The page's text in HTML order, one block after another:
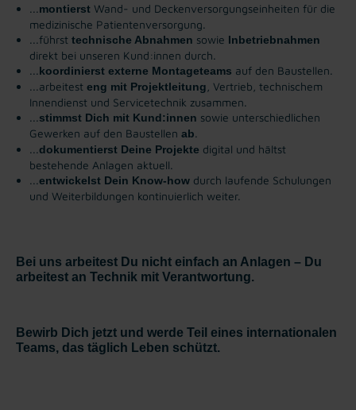
montierst Wand- und Deckenversorgungseinheiten für die
medizinische Patientenversorgung.
...führst technische Abnahmen sowie Inbetriebnahmen
direkt bei unseren Kund:innen durch.
koordinierst externe Montageteams auf den Baustellen.
...arbeitest eng mit Projektleitung , Vertrieb, technischem
Innendienst und Servicetechnik zusammen.
stimmst Dich mit Kund:innen sowie unterschiedlichen
Gewerken auf den Baustellen ab
dokumentierst Deine Projekte digital und hältst
bestehende Anlagen aktuell.
entwickelst Dein Know-how durch laufende Schulungen
und Weiterbildungen kontinuierlich weiter.
Bei uns arbeitest Du nicht einfach an Anlagen – Du
arbeitest an Technik mit Verantwortung.
Bewirb Dich jetzt und werde Teil eines internationalen
Teams, das täglich Leben schützt.